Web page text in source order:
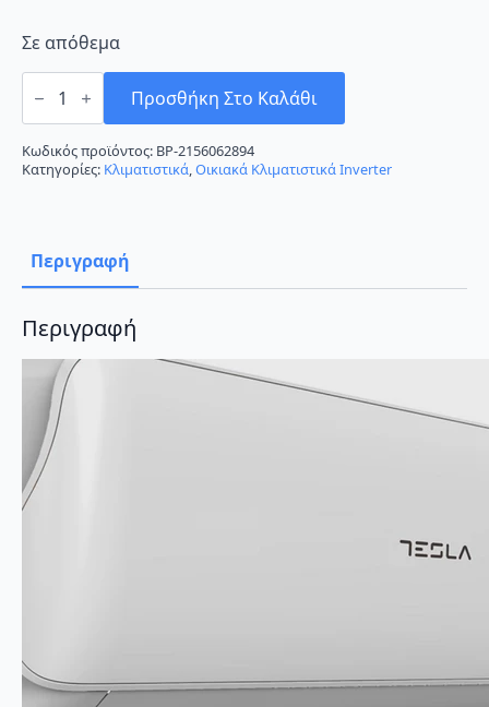
Σε απόθεμα
Tesla
TA53FFML-
Κλιματιστικό
Inverter
18000
BTU
ποσότητα
Προσθήκη Στο Καλάθι
Κωδικός προϊόντος: BP-2156062894
Κατηγορίες: Κλιματιστικά,Οικιακά Κλιματιστικά Inverter
Περιγραφή
Περιγραφή